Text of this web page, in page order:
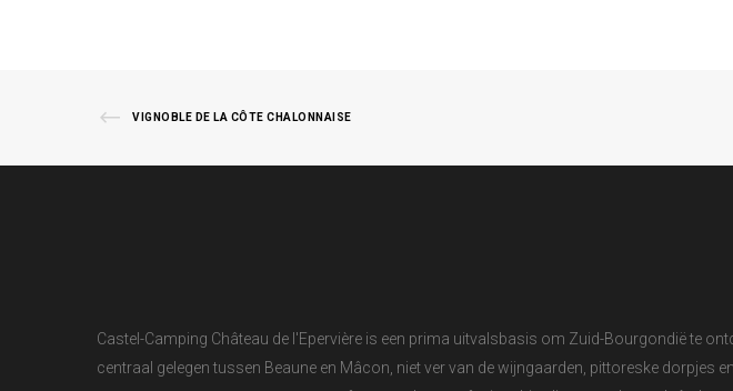
VIGNOBLE DE LA CÔTE CHALONNAISE
Castel-Camping Château de l'Epervière is een prima uitvalsbasis om Zuid-Bourgondië te
centraal gelegen tussen Beaune en Mâcon, niet ver van de wijngaarden, pittoreske dorpjes